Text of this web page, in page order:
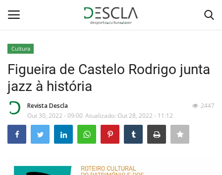
Home
...by Descla
Desporto
Contactos
Cultura
Figueira de Castelo Rodrigo junta
jazz à história
Revista Descla
Out 30, 2022 - 09:00 Atualizado: Out 28, 2022 - 11:12
2447